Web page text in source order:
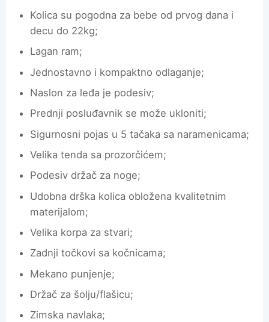
Kolica su pogodna za bebe od prvog dana i
decu do 22kg;
Lagan ram;
Jednostavno i kompaktno odlaganje;
Naslon za leđa je podesiv;
Prednji posluđavnik se može ukloniti;
Sigurnosni pojas u 5 tačaka sa naramenicama;
Velika tenda sa prozorčićem;
Podesiv držač za noge;
Udobna drška kolica obložena kvalitetnim
materijalom;
Velika korpa za stvari;
Zadnji točkovi sa kočnicama;
Mekano punjenje;
Držač za šolju/flašicu;
Zimska navlaka;